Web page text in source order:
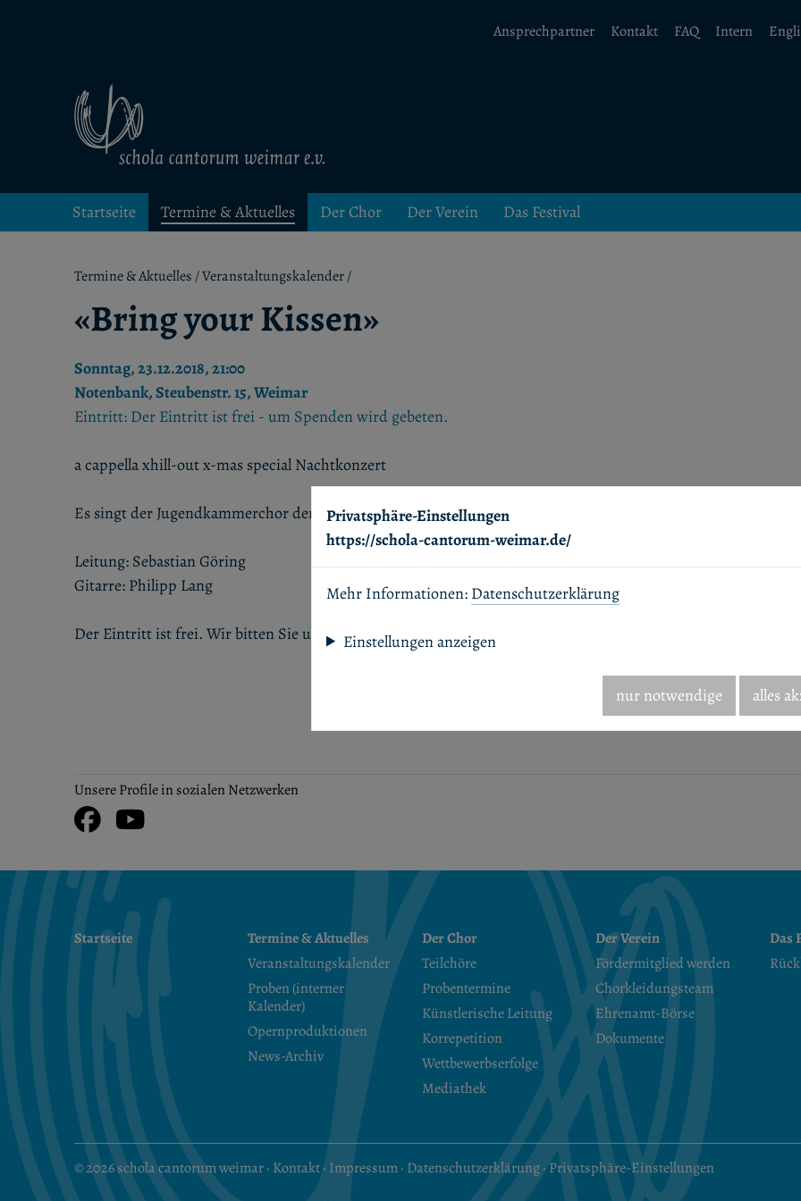
Ansprechpartner Kontakt FAQ Intern
schola cantorum weimar
Kinder- und Jugendchor in Weimar
Startseite Termine & Aktuelles Der Chor Der Verein Das Festival
Termine & Aktuelles /Veranstaltungskalender/
«Bring your Kissen»
Sonntag, 23.12.2018, 21:00
Notenbank, Steubenstr. 15, Weimar
Eintritt: Der Eintritt ist frei - um Spenden wird gebeten.
a cappella xhill-out x-mas special Nachtkonzert
Es singt der Jugendkammerchor der schola cantorum weimar
Leitung: Sebastian Göring
Gitarre: Philipp Lang
Der Eintritt ist frei. Wir bitten Sie um einen Spende.
Unsere Profile in sozialen Netzwerken
Facebook
Youtube
Startseite
Termine & Aktuelles
Veranstaltungskalender
Proben (interner
Kalender)
Opernproduktionen
News-Archiv
Der Chor
Teilchöre
Probentermine
Künstlerische Leitung
Korrepetition
Wettbewerbserfolge
Mediathek
Der Verein
Fördermitglied werden
Chorkleidungsteam
Ehrenamt-Börse
Dokumente
Das
© 2026 schola cantorum weimar · Kontakt· Impressum· Datenschutzerklärung·Privatsphäre-Einstellungen
Privatsphäre-Einstellungen
https://schola-cantorum-weimar.de/
Mehr Informationen: Datenschutzerklärung
Einstellungen anzeigen
nur notwendige alles